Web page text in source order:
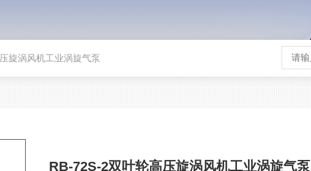
旋涡风机工业涡旋气泵
RB-72S-2双叶轮高压旋涡风机工业涡旋气泵